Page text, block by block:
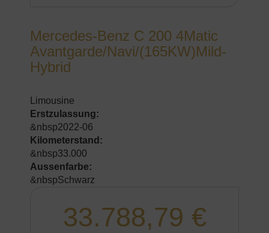
Mercedes-Benz C 200 4Matic
Avantgarde/Navi/(165KW)Mild-
Hybrid
Limousine
Erstzulassung:
&nbsp2022-06
Kilometerstand:
&nbsp33.000
Aussenfarbe:
&nbspSchwarz
33.788,79 €